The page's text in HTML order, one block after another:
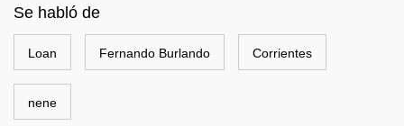
Se habló de
Loan Fernando Burlando Corrientes
nene